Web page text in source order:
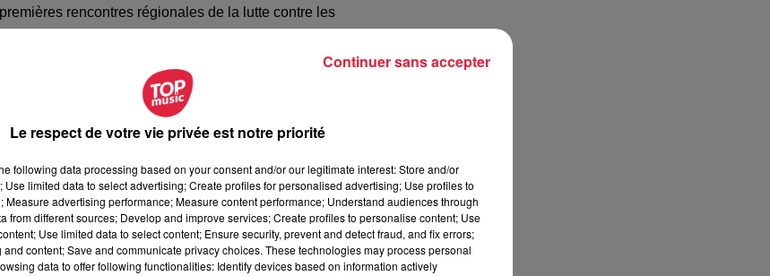
rencontres régionales de la lutte contre les
démembrement des collectivités. (...)
» : Jean Rottner, président de la Région Grand Est,
QqTacLFiRr
plus de trains et malheureusement la SNCF n'a pas
Grand Est, dans la matinale de Top Music.
Le respect de votre vie privée est notre priorité
following data processing based on your consent and/or our legitimate interest: Store and/or
limited data to select advertising; Create profiles for personalised advertising; Use profiles to
advertising performance; Measure content performance; Understand audiences through
from different sources; Develop and improve services; Create profiles to personalise content; Use
Use limited data to select content; Ensure security, prevent and detect fraud, and fix errors;
content; Save and communicate privacy choices. These technologies may process personal
data to offer following functionalities: Identify devices based on information actively
Continuer sans accepter